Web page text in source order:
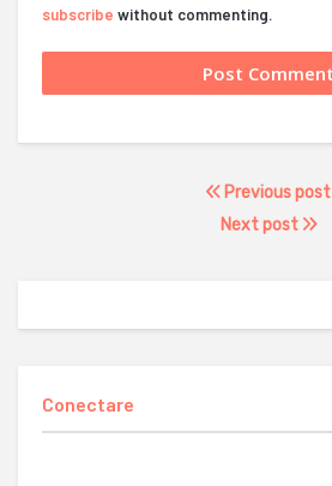
subscribe without commenting.
Previous post
Next post
Conectare